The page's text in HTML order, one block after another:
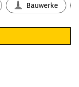
Bauwerke